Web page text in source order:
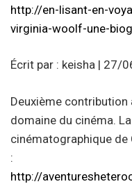
http://en-lisant-en-
virginia-woolf-une-
Écrit par : keisha | 27/
Deuxième contribution
domaine du cinéma.
cinématographique de
:
http://